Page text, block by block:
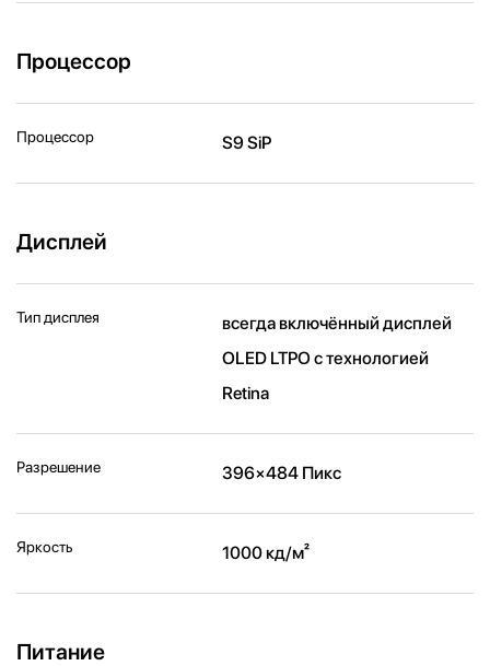
Процессор
Процессор S9 SiP
Дисплей
Тип дисплея
всегда включённый дисплей
OLED LTPO с технологией
Retina
Разрешение 396×484 Пикс
Яркость 1000 кд/ м²
Питание